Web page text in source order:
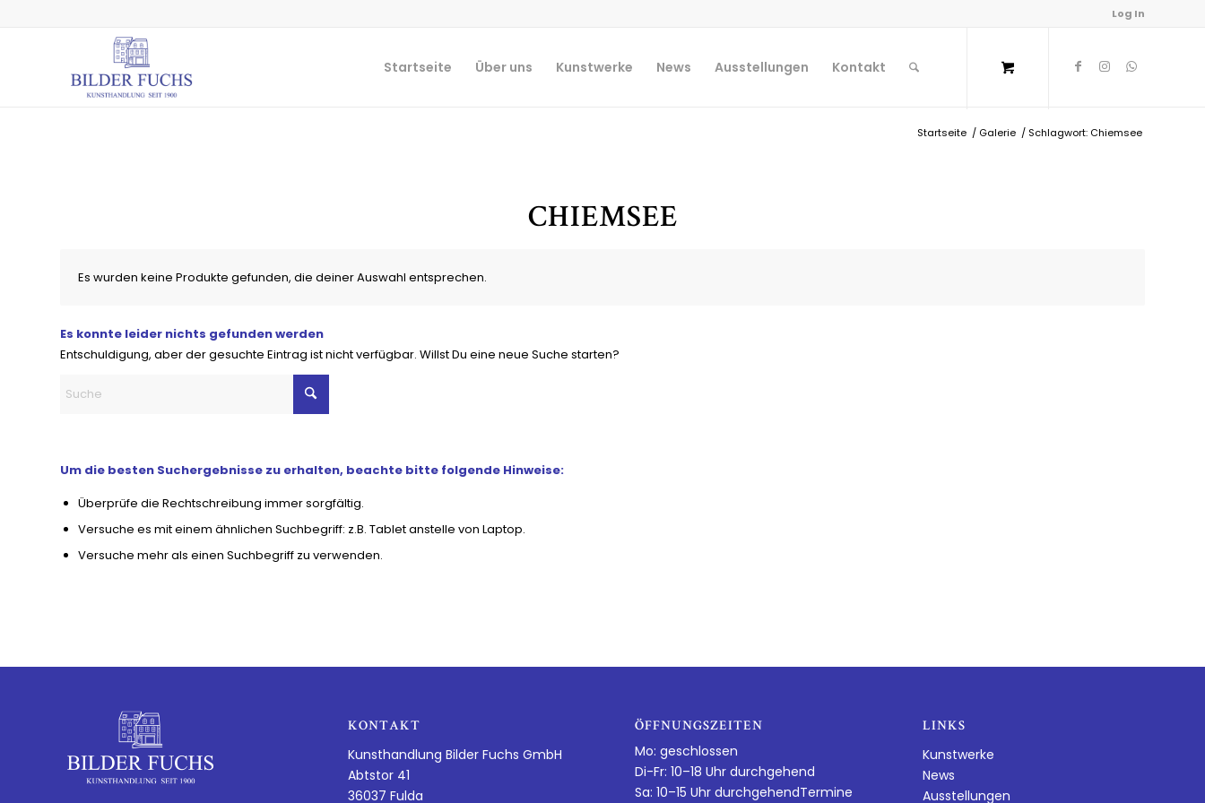
Log In
Startseite Über uns Kunstwerke News Ausstellungen Kontakt
Startseite / Galerie / Schlagwort: Chiemsee
CHIEMSEE
Es wurden keine Produkte gefunden, die deiner Auswahl entsprechen.
Es konnte leider nichts gefunden werden
Entschuldigung, aber der gesuchte Eintrag ist nicht verfügbar. Willst Du eine neue Suche starten?
Um die besten Suchergebnisse zu erhalten, beachte bitte folgende Hinweise:
Überprüfe die Rechtschreibung immer sorgfältig.
Versuche es mit einem ähnlichen Suchbegriff: z.B. Tablet anstelle von Laptop.
Versuche mehr als einen Suchbegriff zu verwenden.
KONTAKT
Kunsthandlung Bilder Fuchs GmbH
Abtstor 41
36037 Fulda
ÖFFNUNGSZEITEN
Mo: geschlossen
Di-Fr: 10–18 Uhr durchgehend
Sa: 10–15 Uhr durchgehendTermine
LINKS
Kunstwerke
News
Ausstellungen